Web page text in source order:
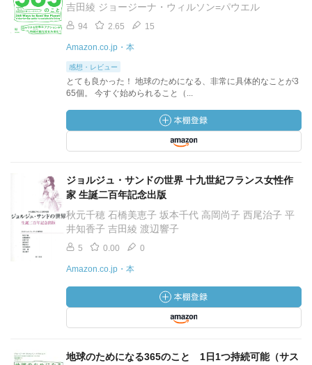
吉田綾 ジョージーナ・ウィルソン=パウエル
94 2.65 15
Amazon.co.jp・本
感想・レビュー
とても良かった！ 地球のためになる、非常に具体的なことが3
65個。 今すぐ始められること（...
ジョルジュ・サンドの世界 十九世紀フランス女性作
家 生誕二百年記念出版
秋元千穂 石橋美恵子 坂本千代 高岡尚子 西尾治子 平
井知香子 吉田綾 渡辺響子
5 0.00 0
Amazon.co.jp・本
地球のためになる365のこと 1日1つ持続可能（サス